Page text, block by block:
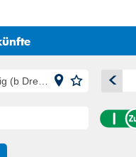
Dresden)
Mo Di